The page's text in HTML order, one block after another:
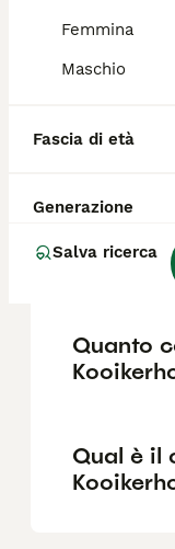
Femmina
Maschio
Fascia di età
Generazione
Salva ricerca
l'estinzione
Che
Quanto
Qual è il